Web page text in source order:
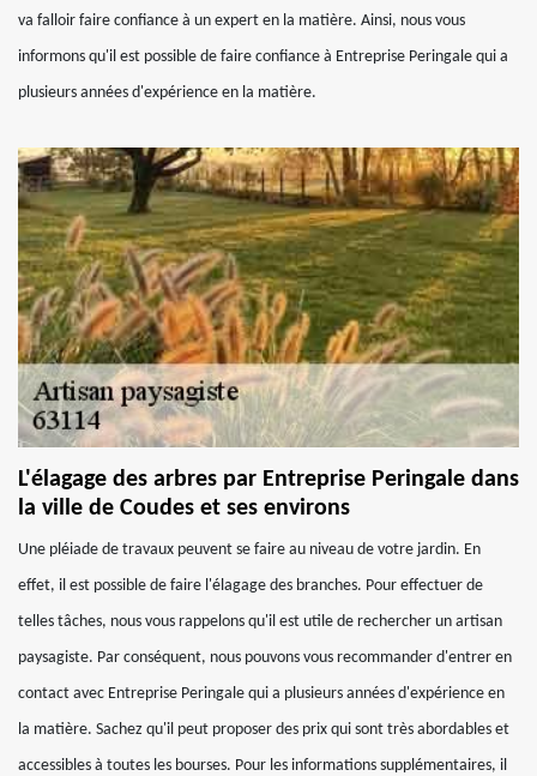
va falloir faire confiance à un expert en la matière. Ainsi, nous vous
informons qu'il est possible de faire confiance à Entreprise Peringale qui a
plusieurs années d'expérience en la matière.
L'élagage des arbres par Entreprise Peringale dans
la ville de Coudes et ses environs
Une pléiade de travaux peuvent se faire au niveau de votre jardin. En
effet, il est possible de faire l'élagage des branches. Pour effectuer de
telles tâches, nous vous rappelons qu'il est utile de rechercher un artisan
paysagiste. Par conséquent, nous pouvons vous recommander d'entrer en
contact avec Entreprise Peringale qui a plusieurs années d'expérience en
la matière. Sachez qu'il peut proposer des prix qui sont très abordables et
accessibles à toutes les bourses. Pour les informations supplémentaires, il